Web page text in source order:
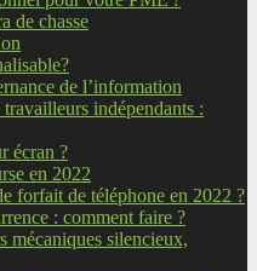
de chasse
de l’information
indépendants :
écran ?
en 2022
forfait de téléphone en 2022 ?
: comment faire ?
mécaniques silencieux,